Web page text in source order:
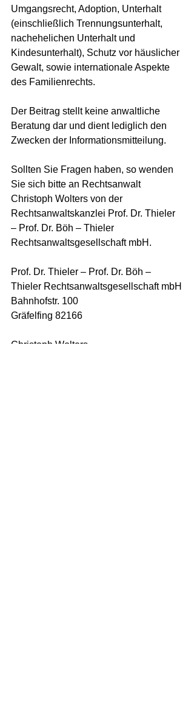
Umgangsrecht, Adoption, Unterhalt
(einschließlich Trennungsunterhalt,
nachehelichen Unterhalt und
Kindesunterhalt), Schutz vor häuslicher
Gewalt, sowie internationale Aspekte
des Familienrechts.
Der Beitrag stellt keine anwaltliche
Beratung dar und dient lediglich den
Zwecken der Informationsmitteilung.
Sollten Sie Fragen haben, so wenden
Sie sich bitte an Rechtsanwalt
Christoph Wolters von der
Rechtsanwaltskanzlei Prof. Dr. Thieler
– Prof. Dr. Böh – Thieler
Rechtsanwaltsgesellschaft mbH.
Prof. Dr. Thieler – Prof. Dr. Böh –
Thieler Rechtsanwaltsgesellschaft mbH
Bahnhofstr. 100
Gräfelfing 82166
Christoph Wolters